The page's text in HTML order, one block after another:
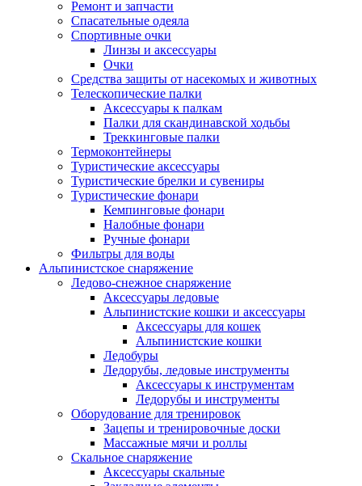
Ремонт и запчасти
Спасательные одеяла
Спортивные очки
Линзы и аксессуары
Очки
Средства защиты от насекомых и животных
Телескопические палки
Аксессуары к палкам
Палки для скандинавской ходьбы
Треккинговые палки
Термоконтейнеры
Туристические аксессуары
Туристические брелки и сувениры
Туристические фонари
Кемпинговые фонари
Налобные фонари
Ручные фонари
Фильтры для воды
Альпинистское снаряжение
Ледово-снежное снаряжение
Аксессуары ледовые
Альпинистские кошки и аксессуары
Аксессуары для кошек
Альпинистские кошки
Ледобуры
Ледорубы, ледовые инструменты
Аксессуары к инструментам
Ледорубы и инструменты
Оборудование для тренировок
Зацепы и тренировочные доски
Массажные мячи и роллы
Скальное снаряжение
Аксессуары скальные